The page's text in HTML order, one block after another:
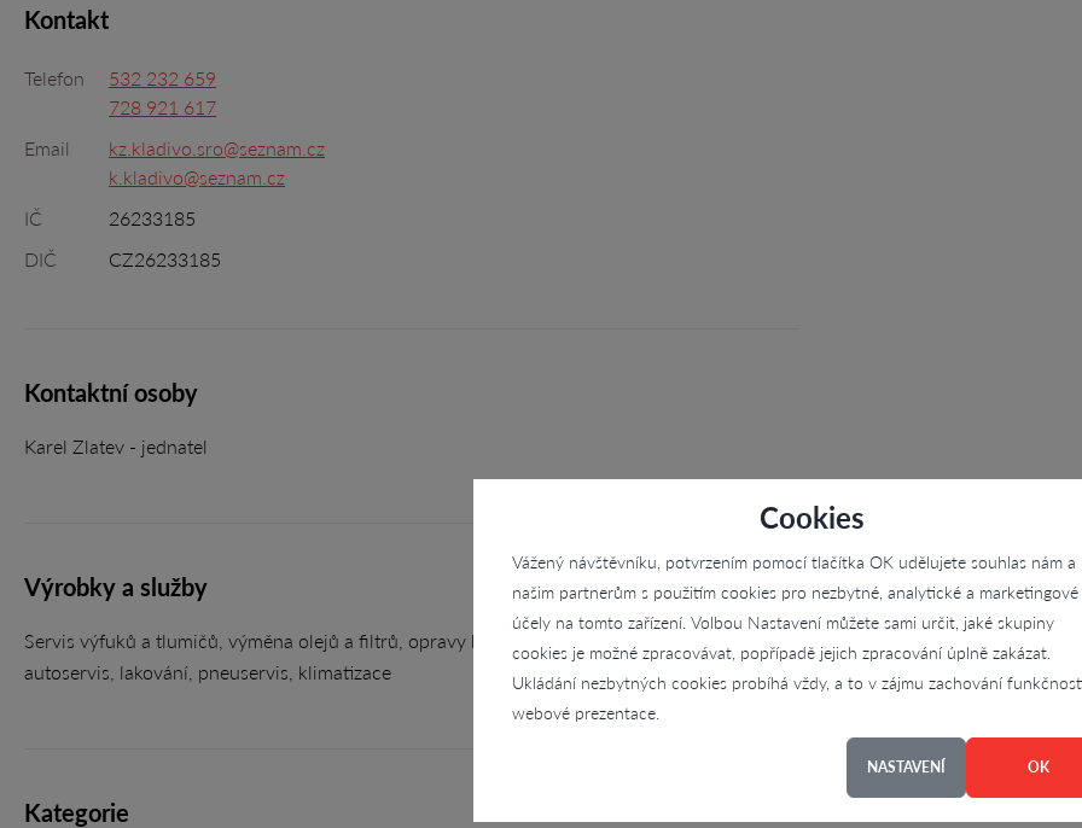
Cookies
Vážený návštěvníku, potvrzením pomocí tlačítka OK udělujete souhlas nám a
našim partnerům s použitím cookies pro nezbytné, analytické a marketingové
účely na tomto zařízení. Volbou Nastavení můžete sami určit, jaké skupiny
cookies je možné zpracovávat, popřípadě jejich zpracování úplně zakázat.
Ukládání nezbytných cookies probíhá vždy, a to v zájmu zachování
webové prezentace.
NASTAVENÍ OK
Kontakt
Telefon
532 232 659
728 921 617
Email
kz.kladivo.sro@seznam.cz
k.kladivo@seznam.cz
IČ
26233185
DIČ
CZ26233185
Kontaktní osoby
Karel Zlatev - jednatel
Výrobky a služby
Servis výfuků a tlumičů, výměna olejů a filtrů, opravy karoserií, diagnostika vozidel,
autoservis, lakování, pneuservis, klimatizace
Kategorie